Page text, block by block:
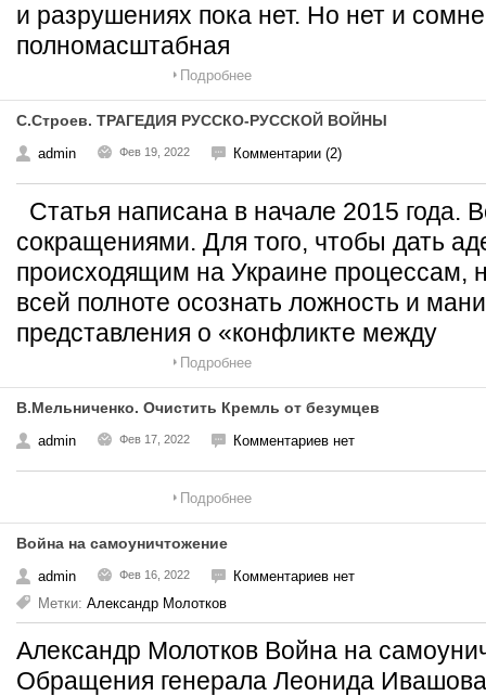
и разрушениях пока нет. Но нет и
полномасштабная
Подробнее
С.Строев. ТРАГЕДИЯ РУССКО-РУССКОЙ ВОЙНЫ
admin Фев 19, 2022 Комментарии (2)
Статья написана в начале 2015 года.
сокращениями. Для того, чтобы дать
происходящим на Украине процессам,
всей полноте осознать ложность и
представления о «конфликте между
Подробнее
В.Мельниченко. Очистить Кремль от безумцев
admin Фев 17, 2022 Комментариев нет
Подробнее
Война на самоуничтожение
admin Фев 16, 2022
Комментариев нет
Метки: Александр Молотков
Александр Молотков Война на
Обращения генерала Леонида